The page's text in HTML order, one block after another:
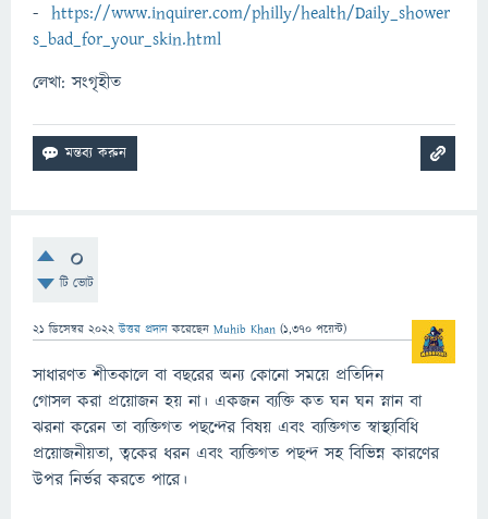
- https://www.inquirer.com/philly/health/Daily_shower
s_bad_for_your_skin.html
লেখা: সংগৃহীত
0
টি ভোট
21 ডিসেম্বর 2022 উত্তর প্রদান করেছেন Muhib Khan (1,370 পয়েন্ট)
সাধারণত শীতকালে বা বছরের অন্য কোনো সময়ে প্রতিদিন
গোসল করা প্রয়োজন হয় না। একজন ব্যক্তি কত ঘন ঘন স্নান বা
ঝরনা করেন তা ব্যক্তিগত পছন্দের বিষয় এবং ব্যক্তিগত স্বাস্থ্যবিধি
প্রয়োজনীয়তা, ত্বকের ধরন এবং ব্যক্তিগত পছন্দ সহ বিভিন্ন কারণের
উপর নির্ভর করতে পারে।